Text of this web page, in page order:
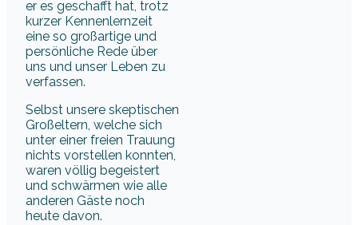
er es geschafft hat, trotz
kurzer Kennenlernzeit
eine so großartige und
persönliche Rede über
uns und unser Leben zu
verfassen.
Selbst unsere skeptischen
Großeltern, welche sich
unter einer freien Trauung
nichts vorstellen konnten,
waren völlig begeistert
und schwärmen wie alle
anderen Gäste noch
heute davon.